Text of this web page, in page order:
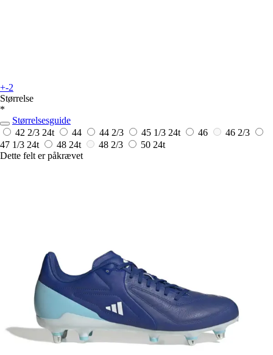
+-2
Størrelse
*
Størrelsesguide
42 2/3 24t 44 44 2/3 45 1/3 24t 46
46 2/3
47 1/3 24t 48 24t 48 2/3 50 24t
Dette felt er påkrævet